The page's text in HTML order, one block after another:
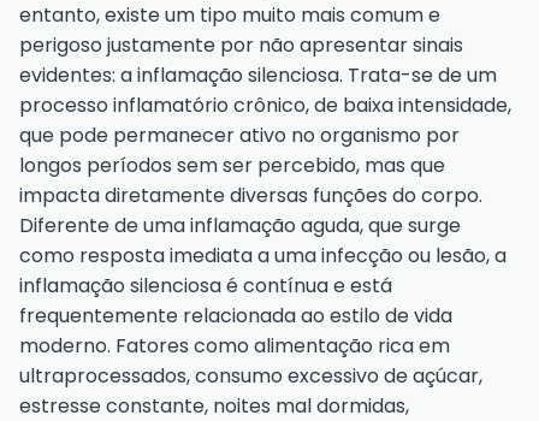
entanto, existe um tipo muito mais comum e
perigoso justamente por não apresentar sinais
evidentes: a inflamação silenciosa. Trata-se de um
processo inflamatório crônico, de baixa intensidade,
que pode permanecer ativo no organismo por
longos períodos sem ser percebido, mas que
impacta diretamente diversas funções do corpo.
Diferente de uma inflamação aguda, que surge
como resposta imediata a uma infecção ou lesão, a
inflamação silenciosa é contínua e está
frequentemente relacionada ao estilo de vida
moderno. Fatores como alimentação rica em
ultraprocessados, consumo excessivo de açúcar,
estresse constante, noites mal dormidas,